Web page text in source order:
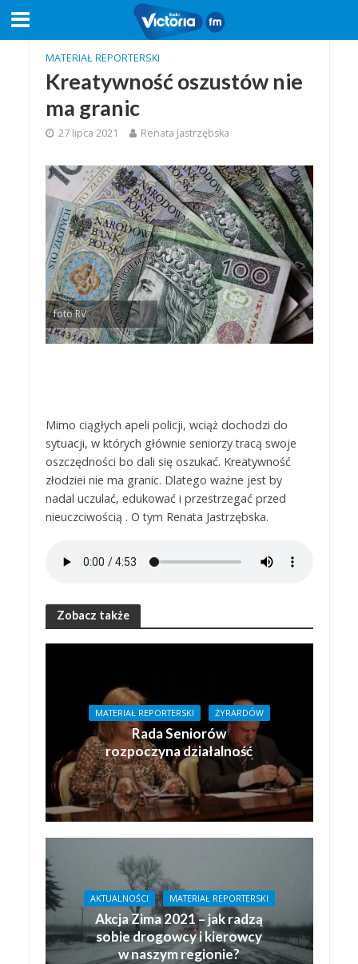
MATERIAŁ REPORTERSKI
Kreatywność oszustów nie
ma granic
27 lipca 2021 Renata Jastrzębska
foto RV
Mimo ciągłych apeli policji, wciąż dochodzi do
sytuacji, w których głównie seniorzy tracą swoje
oszczędności bo dali się oszukać. Kreatywność
złodziei nie ma granic. Dlatego ważne jest by
nadal uczulać, edukować i przestrzegać przed
nieuczciwością . O tym Renata Jastrzębska.
Zobacz także
MATERIAŁ REPORTERSKI ŻYRARDÓW
Rada Seniorów
rozpoczyna działalność
AKTUALNOŚCI MATERIAŁ REPORTERSKI
Akcja Zima 2021 – jak radzą
sobie drogowcy i kierowcy
w naszym regionie?